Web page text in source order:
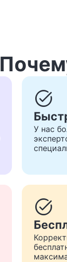
task_alt
У нас
task_alt